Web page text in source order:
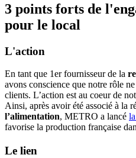
3 points forts de
pour le local
L'action
En tant que 1er fournisseur de la
avons conscience que notre rôle
clients. L’action est au coeur de
Ainsi, après avoir été associé à la
l’alimentation, METRO a lancé
favorise la production française
Le lien